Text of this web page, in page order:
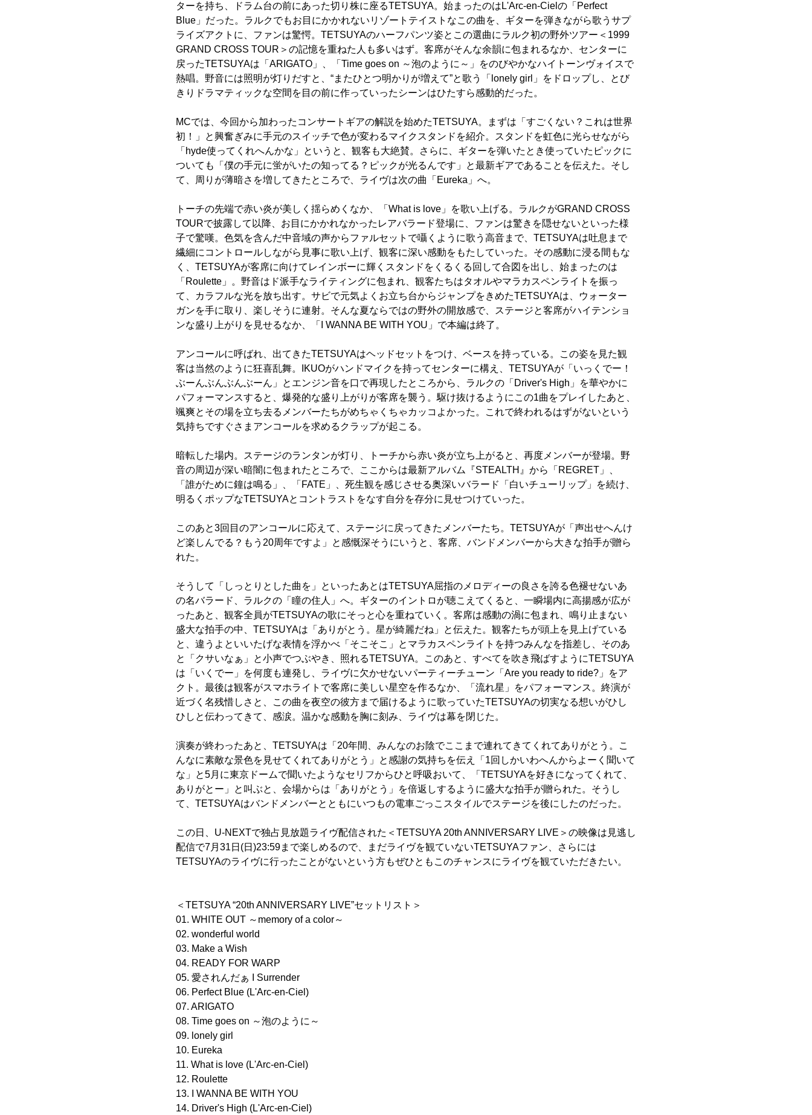
ターを持ち、ドラム台の前にあった切り株に座るTETSUYA。始まったのはL'Arc-en-Cielの「Perfect
Blue」だった。ラルクでもお目にかかれないリゾートテイストなこの曲を、ギターを弾きながら歌うサプ
ライズアクトに、ファンは驚愕。TETSUYAのハーフパンツ姿とこの選曲にラルク初の野外ツアー＜1999
GRAND CROSS TOUR＞の記憶を重ねた人も多いはず。客席がそんな余韻に包まれるなか、センターに
戻ったTETSUYAは「ARIGATO」、「Time goes on ～泡のように～」をのびやかなハイトーンヴォイスで
熱唱。野音には照明が灯りだすと、“またひとつ明かりが増えて”と歌う「lonely girl」をドロップし、とび
きりドラマティックな空間を目の前に作っていったシーンはひたすら感動的だった。
MCでは、今回から加わったコンサートギアの解説を始めたTETSUYA。まずは「すごくない？これは世界
初！」と興奮ぎみに手元のスイッチで色が変わるマイクスタンドを紹介。スタンドを虹色に光らせながら
「hyde使ってくれへんかな」というと、観客も大絶賛。さらに、ギターを弾いたとき使っていたピックに
ついても「僕の手元に蛍がいたの知ってる？ピックが光るんです」と最新ギアであることを伝えた。そし
て、周りが薄暗さを増してきたところで、ライヴは次の曲「Eureka」へ。
トーチの先端で赤い炎が美しく揺らめくなか、「What is love」を歌い上げる。ラルクがGRAND CROSS
TOURで披露して以降、お目にかかれなかったレアバラード登場に、ファンは驚きを隠せないといった様
子で驚嘆。色気を含んだ中音域の声からファルセットで囁くように歌う高音まで、TETSUYAは吐息まで
繊細にコントロールしながら見事に歌い上げ、観客に深い感動をもたしていった。その感動に浸る間もな
く、TETSUYAが客席に向けてレインボーに輝くスタンドをくるくる回して合図を出し、始まったのは
「Roulette」。野音はド派手なライティングに包まれ、観客たちはタオルやマラカスペンライトを振っ
て、カラフルな光を放ち出す。サビで元気よくお立ち台からジャンプをきめたTETSUYAは、ウォーター
ガンを手に取り、楽しそうに連射。そんな夏ならではの野外の開放感で、ステージと客席がハイテンショ
ンな盛り上がりを見せるなか、「I WANNA BE WITH YOU」で本編は終了。
アンコールに呼ばれ、出てきたTETSUYAはヘッドセットをつけ、ベースを持っている。この姿を見た観
客は当然のように狂喜乱舞。IKUOがハンドマイクを持ってセンターに構え、TETSUYAが「いっくでー！
ぶーんぶんぶんぶーん」とエンジン音を口で再現したところから、ラルクの「Driver's High」を華やかに
パフォーマンスすると、爆発的な盛り上がりが客席を襲う。駆け抜けるようにこの1曲をプレイしたあと、
颯爽とその場を立ち去るメンバーたちがめちゃくちゃカッコよかった。これで終われるはずがないという
気持ちですぐさまアンコールを求めるクラップが起こる。
暗転した場内。ステージのランタンが灯り、トーチから赤い炎が立ち上がると、再度メンバーが登場。野
音の周辺が深い暗闇に包まれたところで、ここからは最新アルバム『STEALTH』から「REGRET」、
「誰がために鐘は鳴る」、「FATE」、死生観を感じさせる奥深いバラード「白いチューリップ」を続け、
明るくポップなTETSUYAとコントラストをなす自分を存分に見せつけていった。
このあと3回目のアンコールに応えて、ステージに戻ってきたメンバーたち。TETSUYAが「声出せへんけ
ど楽しんでる？もう20周年ですよ」と感慨深そうにいうと、客席、バンドメンバーから大きな拍手が贈ら
れた。
そうして「しっとりとした曲を」といったあとはTETSUYA屈指のメロディーの良さを誇る色褪せないあ
の名バラード、ラルクの「瞳の住人」へ。ギターのイントロが聴こえてくると、一瞬場内に高揚感が広が
ったあと、観客全員がTETSUYAの歌にそっと心を重ねていく。客席は感動の渦に包まれ、鳴り止まない
盛大な拍手の中、TETSUYAは「ありがとう。星が綺麗だね」と伝えた。観客たちが頭上を見上げている
と、違うよといいたげな表情を浮かべ「そこそこ」とマラカスペンライトを持つみんなを指差し、そのあ
と「クサいなぁ」と小声でつぶやき、照れるTETSUYA。このあと、すべてを吹き飛ばすようにTETSUYA
は「いくでー」を何度も連発し、ライヴに欠かせないパーティーチューン「Are you ready to ride?」をア
クト。最後は観客がスマホライトで客席に美しい星空を作るなか、「流れ星」をパフォーマンス。終演が
近づく名残惜しさと、この曲を夜空の彼方まで届けるように歌っていたTETSUYAの切実なる想いがひし
ひしと伝わってきて、感涙。温かな感動を胸に刻み、ライヴは幕を閉じた。
演奏が終わったあと、TETSUYAは「20年間、みんなのお陰でここまで連れてきてくれてありがとう。こ
んなに素敵な景色を見せてくれてありがとう」と感謝の気持ちを伝え「1回しかいわへんからよーく聞いて
な」と5月に東京ドームで聞いたようなセリフからひと呼吸おいて、「TETSUYAを好きになってくれて、
ありがとー」と叫ぶと、会場からは「ありがとう」を倍返しするように盛大な拍手が贈られた。そうし
て、TETSUYAはバンドメンバーとともにいつもの電車ごっこスタイルでステージを後にしたのだった。
この日、U-NEXTで独占見放題ライヴ配信された＜TETSUYA 20th ANNIVERSARY LIVE＞の映像は見逃し
配信で7月31日(日)23:59まで楽しめるので、まだライヴを観ていないTETSUYAファン、さらには
TETSUYAのライヴに行ったことがないという方もぜひともこのチャンスにライヴを観ていただきたい。
＜TETSUYA “20th ANNIVERSARY LIVE”セットリスト＞
01. WHITE OUT ～memory of a color～
02. wonderful world
03. Make a Wish
04. READY FOR WARP
05. 愛されんだぁ I Surrender
06. Perfect Blue (L'Arc-en-Ciel)
07. ARIGATO
08. Time goes on ～泡のように～
09. lonely girl
10. Eureka
11. What is love (L'Arc-en-Ciel)
12. Roulette
13. I WANNA BE WITH YOU
14. Driver's High (L'Arc-en-Ciel)